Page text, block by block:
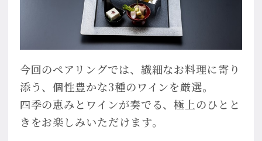
今回のペアリングでは、繊細なお料理に寄り
添う、個性豊かな3種のワインを厳選。
四季の恵みとワインが奏でる、極上のひとと
きをお楽しみいただけます。